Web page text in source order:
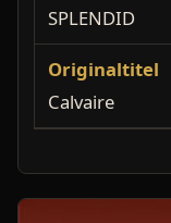
SPLENDID
Originaltitel
Calvaire